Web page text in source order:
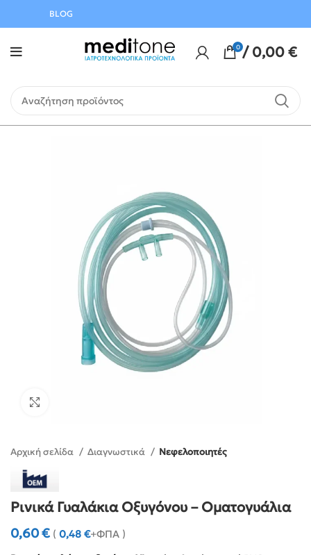
BLOG
0 / 0,00€
Αρχική σελίδα Διαγνωστικά Νεφελοποιητές
Ρινικά Γυαλάκια Οξυγόνου – Οματογυάλια
0,60€ ( 0,48 €+ΦΠΑ )
Αυγούστου